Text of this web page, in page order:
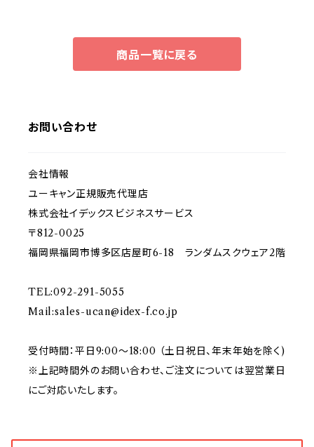
商品一覧に戻る
お問い合わせ
会社情報
ユーキャン正規販売代理店
株式会社イデックスビジネスサービス
〒812-0025
福岡県福岡市博多区店屋町6-18 ランダムスクウェア2階
TEL:092-291-5055
Mail:sales-ucan@idex-f.co.jp
受付時間：平日9:00～18:00 （土日祝日、年末年始を除く)
※上記時間外のお問い合わせ、ご注文については翌営業日
にご対応いたします。